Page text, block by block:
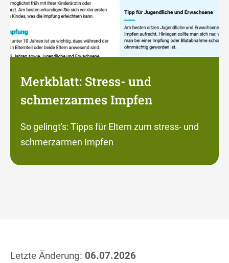
Merkblatt: Stress- und
schmerzarmes Impfen
So gelingt's: Tipps für Eltern zum stress- und
schmerzarmen Impfen
Letzte Änderung: 06.07.2026